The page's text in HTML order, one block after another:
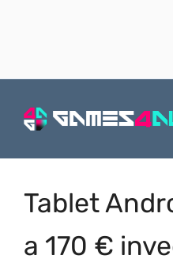
Tablet
a 170 €